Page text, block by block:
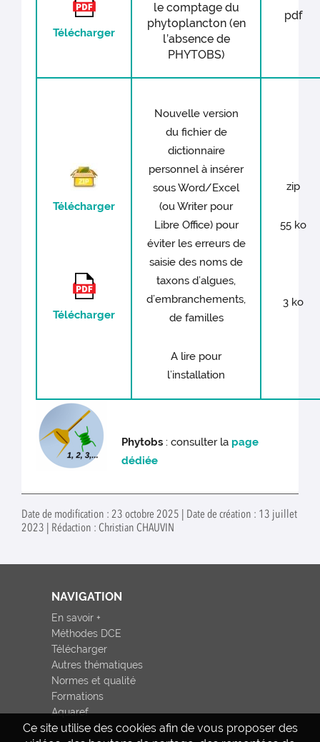
Télécharger
le comptage du
phytoplancton (en
l’absence de
PHYTOBS)
pdf
Télécharger
Télécharger
Nouvelle version
du fichier de
dictionnaire
personnel à insérer
sous Word/Excel
(ou Writer pour
Libre Office) pour
éviter les erreurs de
saisie des noms de
taxons d’algues,
d’embranchements,
de familles
A lire pour
l’installation
zip
55 ko
3 ko
Phytobs : consulter la page
dédiée
Date de modification : 23 octobre 2025 | Date de création : 13 juillet
2023 | Rédaction : Christian CHAUVIN
Ce site utilise des cookies afin de vous proposer des
NAVIGATION
En savoir +
Méthodes DCE
Télécharger
Autres thématiques
Normes et qualité
Formations
Aquaref